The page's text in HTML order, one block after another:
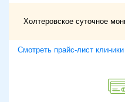
Холтеровское суточное
Смотреть прайс-лист